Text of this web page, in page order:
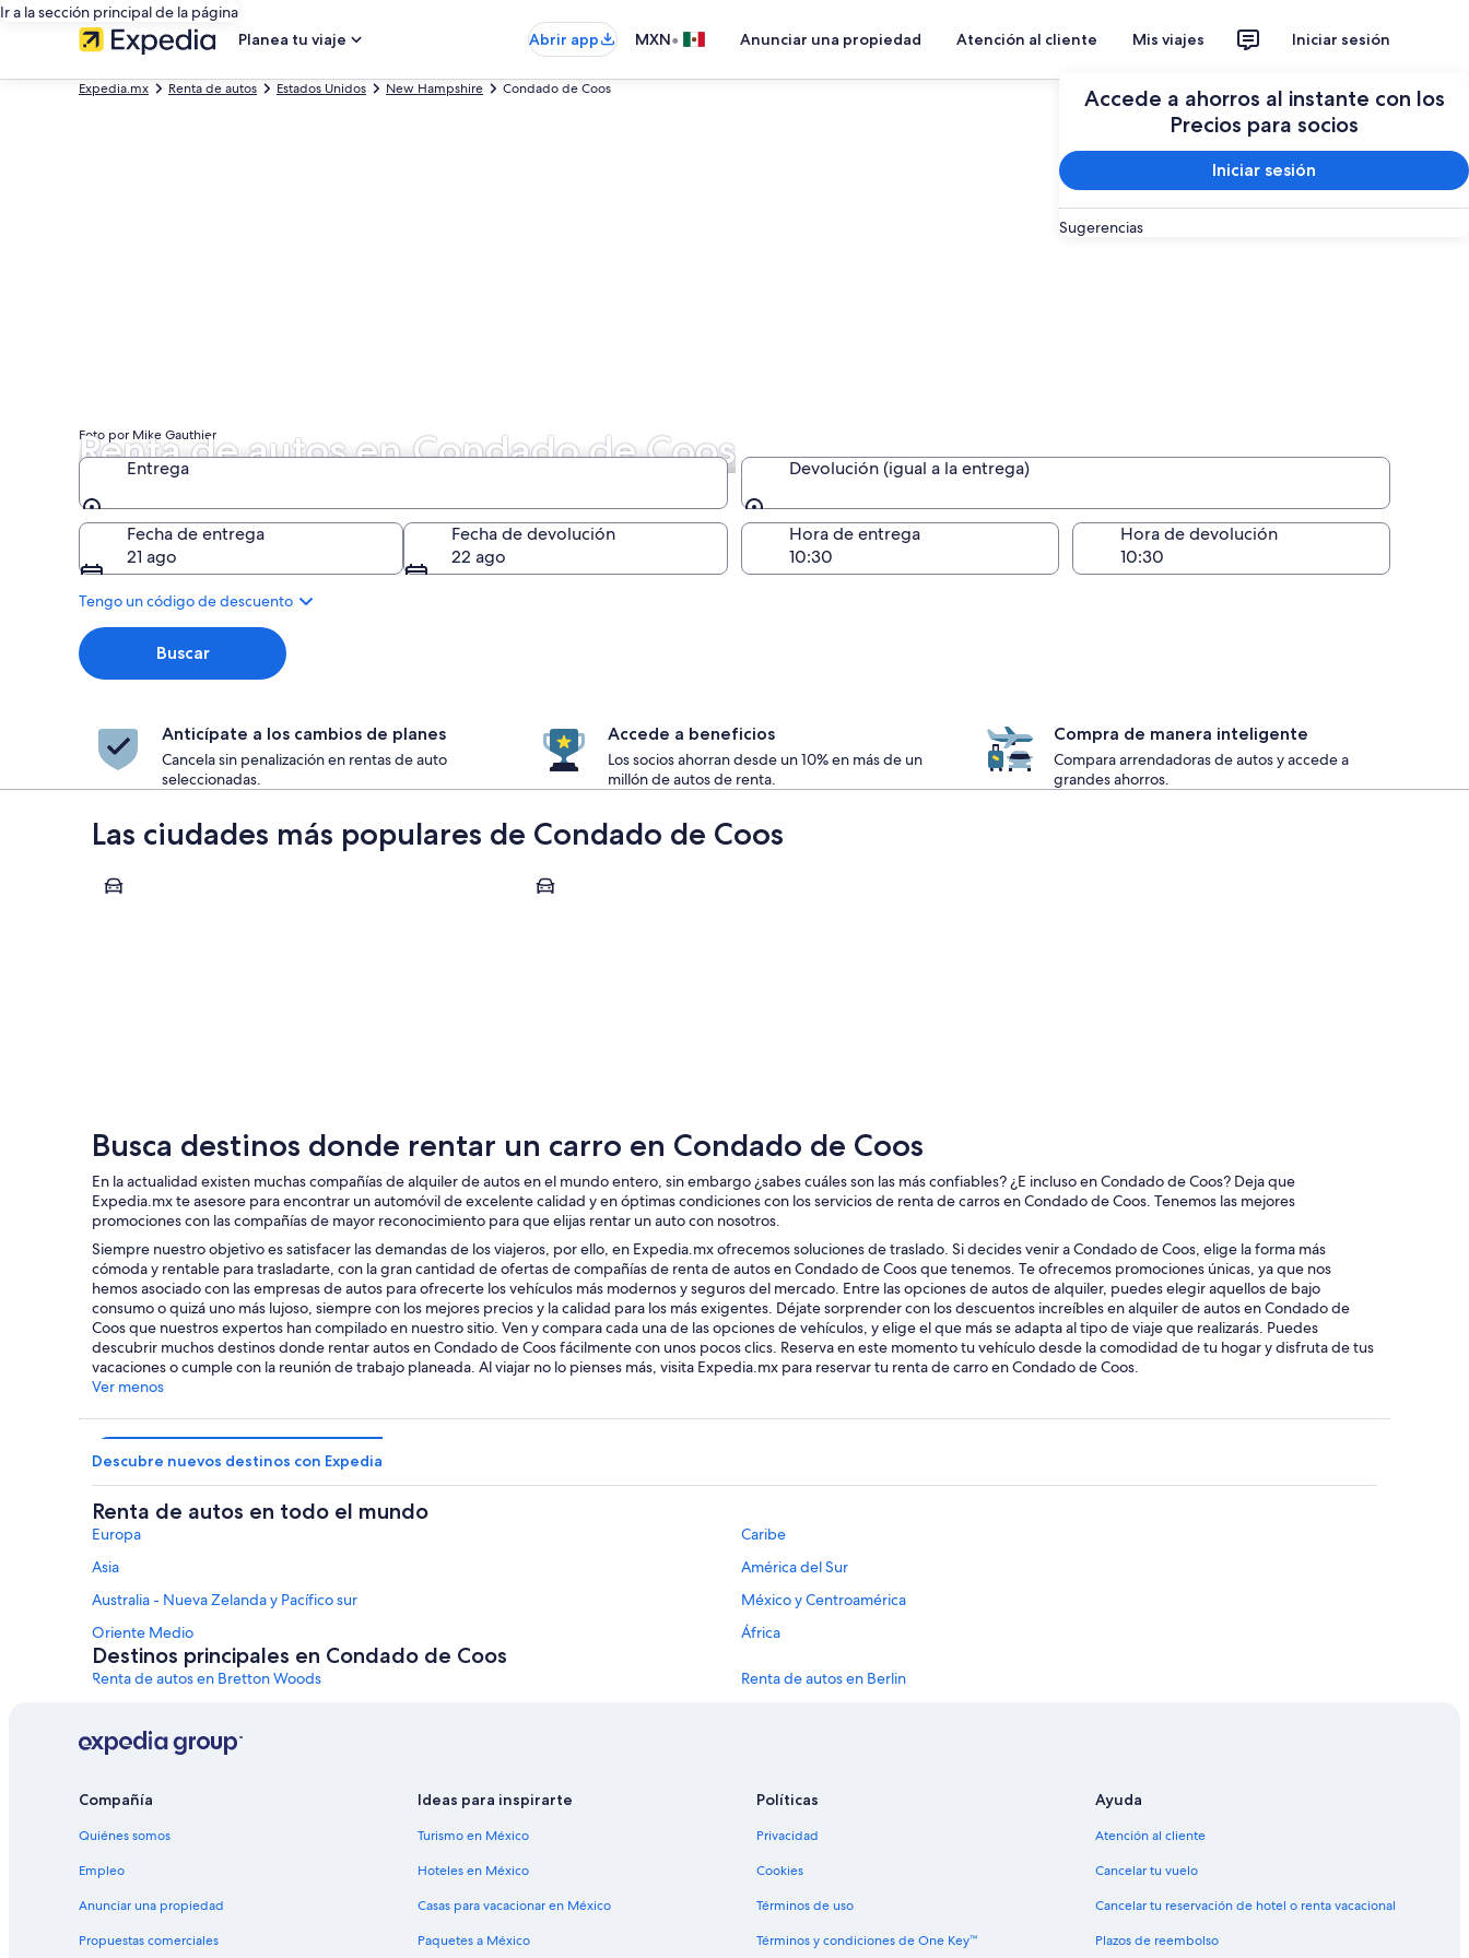
Ir a la sección principal de la página
Planea tu viaje
Abrir app MXN• Anunciar una propiedad Atención al cliente Mis viajes Iniciar sesión
Accede a ahorros al instante con los
Precios para socios
Iniciar sesión
Sugerencias
Expedia.mx Renta de autos Estados Unidos New Hampshire Condado de Coos Planear un viaje
Renta de autos en Condado de Coos
Foto por Mike Gauthier
Entrega
Entrega
Devolución (igual a la entrega)
Devolución (igual a la entrega)
Fecha de entrega
21 ago
Fecha de devolución
22 ago
Hora de entrega Hora de devolución
Tengo un código de descuento
Buscar
Anticípate a los cambios de planes
Cancela sin penalización en rentas de auto
seleccionadas.
Accede a beneficios
Los socios ahorran desde un 10% en más de un
millón de autos de renta.
Compra de manera inteligente
Compara arrendadoras de autos y accede a
grandes ahorros.
Las ciudades más populares de Condado de Coos
Bretton Woods Berlin
Busca destinos donde rentar un carro en Condado de Coos
En la actualidad existen muchas compañías de alquiler de autos en el mundo entero, sin embargo ¿sabes cuáles son las más confiables? ¿E incluso en Condado de Coos? Deja que
Expedia.mx te asesore para encontrar un automóvil de excelente calidad y en óptimas condiciones con los servicios de renta de carros en Condado de Coos. Tenemos las mejores
promociones con las compañías de mayor reconocimiento para que elijas rentar un auto con nosotros.
Siempre nuestro objetivo es satisfacer las demandas de los viajeros, por ello, en Expedia.mx ofrecemos soluciones de traslado. Si decides venir a Condado de Coos, elige la forma más
cómoda y rentable para trasladarte, con la gran cantidad de ofertas de compañías de renta de autos en Condado de Coos que tenemos. Te ofrecemos promociones únicas, ya que nos
hemos asociado con las empresas de autos para ofrecerte los vehículos más modernos y seguros del mercado. Entre las opciones de autos de alquiler, puedes elegir aquellos de bajo
consumo o quizá uno más lujoso, siempre con los mejores precios y la calidad para los más exigentes. Déjate sorprender con los descuentos increíbles en alquiler de autos en Condado de
Coos que nuestros expertos han compilado en nuestro sitio. Ven y compara cada una de las opciones de vehículos, y elige el que más se adapta al tipo de viaje que realizarás. Puedes
descubrir muchos destinos donde rentar autos en Condado de Coos fácilmente con unos pocos clics. Reserva en este momento tu vehículo desde la comodidad de tu hogar y disfruta de tus
vacaciones o cumple con la reunión de trabajo planeada. Al viajar no lo pienses más, visita Expedia.mx para reservar tu renta de carro en Condado de Coos.
Ver menos
Descubre nuevos destinos con Expedia
Renta de autos en todo el mundo
Europa
Caribe
Asia
América del Sur
Australia - Nueva Zelanda y Pacífico sur
México y Centroamérica
Oriente Medio
África
Destinos principales en Condado de Coos
Renta de autos en Bretton Woods
Renta de autos en Berlin
Alquiler de autos en otros destinos
Renta de autos en Las Vegas
Renta de autos en Orlando
Renta de autos en Londres
Compañía
Quiénes somos
Empleo
Anunciar una propiedad
Propuestas comerciales
Ideas para inspirarte
Turismo en México
Hoteles en México
Casas para vacacionar en México
Paquetes a México
Políticas
Privacidad
Cookies
Términos de uso
Términos y condiciones de One Key™
Ayuda
Atención al cliente
Cancelar tu vuelo
Cancelar tu reservación de hotel o renta vacacional
Plazos de reembolso